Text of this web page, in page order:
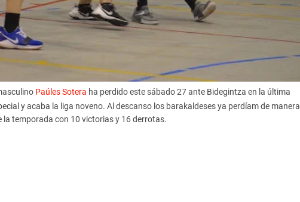
Paúles Sotera ha perdido este sábado 27 ante Bidegintza en la última
y acaba la liga noveno. Al descanso los barakaldeses ya perdíam de manera
la temporada con 10 victorias y 16 derrotas.